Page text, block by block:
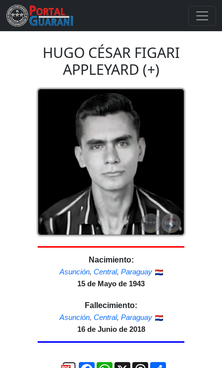
HUGO CÉSAR FIGARI
APPLEYARD (+)
Nacimiento:
Asunción, Central, Paraguay
15 de Mayo de 1943
Fallecimiento:
Asunción, Central, Paraguay
16 de Junio de 2018
FacebookWhatsApp
X ThreadsCompartir